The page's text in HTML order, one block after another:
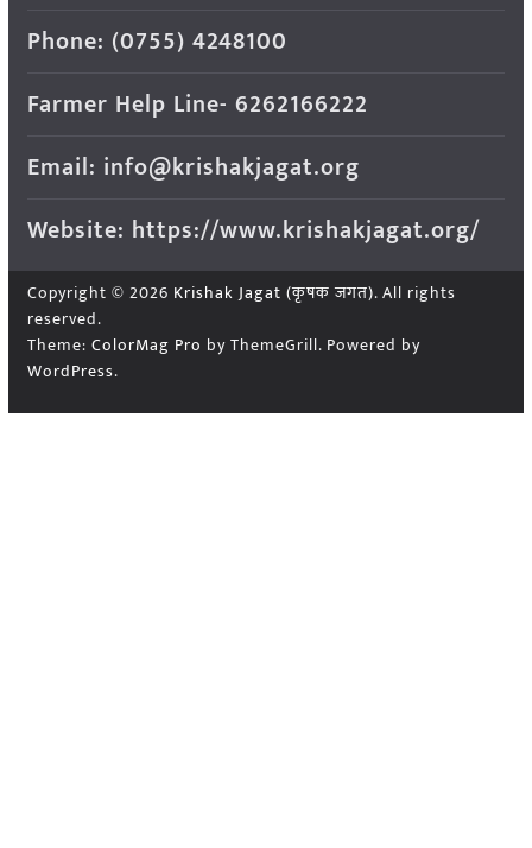
Phone: (0755) 4248100
Farmer Help Line- 6262166222
Email: info@krishakjagat.org
Website: https://www.krishakjagat.org/
Copyright © 2026 Krishak Jagat (कृषक जगत). All rights
reserved.
Theme: ColorMag Pro by ThemeGrill. Powered by
WordPress.